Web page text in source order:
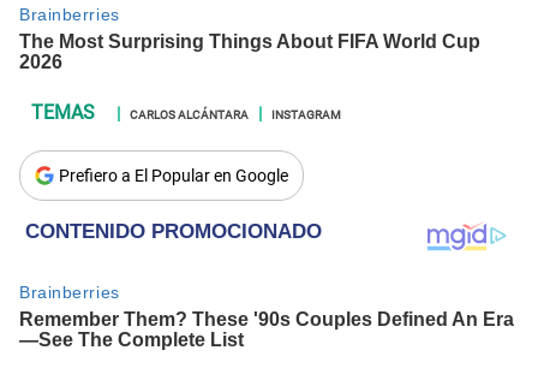
CARLOS ALCÁNTARA INSTAGRAM
Prefiero a El Popular en Google